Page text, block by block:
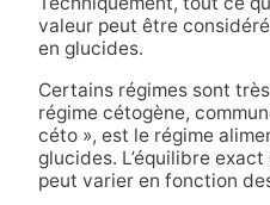
valeur peut être
en glucides.
Certains régimes sont
régime cétogène,
céto », est le régime
glucides. L’équilibre
peut varier en fonction